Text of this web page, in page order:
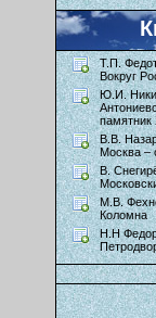
Т.П.
Вокруг
Ю.И.
памятник
В.В.
Москва –
В.
М.В.
Коломна
Н.Н